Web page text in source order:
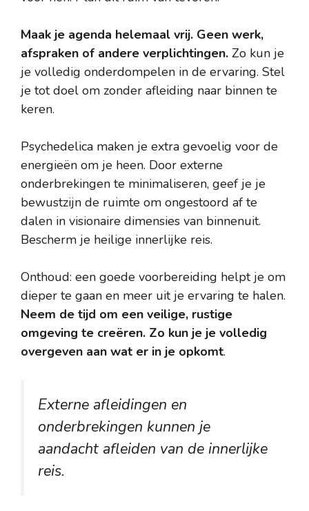
Maak je agenda helemaal vrij. Geen werk,
afspraken of andere verplichtingen. Zo kun je
je volledig onderdompelen in de ervaring. Stel
je tot doel om zonder afleiding naar binnen te
keren.
Psychedelica maken je extra gevoelig voor de
energieën om je heen. Door externe
onderbrekingen te minimaliseren, geef je je
bewustzijn de ruimte om ongestoord af te
dalen in visionaire dimensies van binnenuit.
Bescherm je heilige innerlijke reis.
Onthoud: een goede voorbereiding helpt je om
dieper te gaan en meer uit je ervaring te halen.
Neem de tijd om een veilige, rustige
omgeving te creëren. Zo kun je je volledig
overgeven aan wat er in je opkomt.
Externe afleidingen en
onderbrekingen kunnen je
aandacht afleiden van de innerlijke
reis.